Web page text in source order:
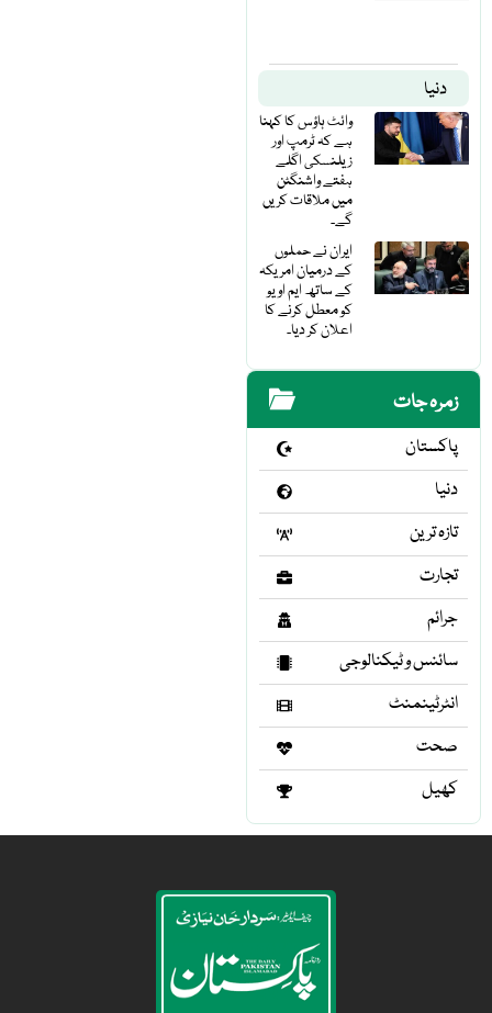
دنیا
وائٹ ہاؤس کا کہنا
ہے کہ ٹرمپ اور
زیلنسکی اگلے
ہفتے واشنگٹن
میں ملاقات کریں
گے۔
ایران نے حملوں
کے درمیان امریکہ
کے ساتھ ایم او یو
کو معطل کرنے کا
اعلان کر دیا۔
زمرہ جات
پاکستان
دنیا
تازہ ترین
تجارت
جرائم
سائنس و ٹیکنالوجی
انٹرٹینمنٹ
صحت
کھیل